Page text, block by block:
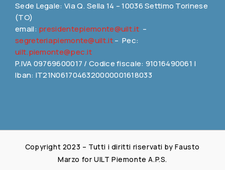
Sede Legale: Via Q. Sella 14 – 10036 Settimo Torinese
(TO)
email: presidentepiemonte@uilt.it–
segreteriapiemonte@uilt.it– Pec:
uilt.piemonte@pec.it
P.IVA 09769600017 / Codice fiscale: 91016490061 |
Iban: IT21N0617046320000001618033
Copyright 2023 – Tutti i diritti riservati by Fausto
Marzo for UILT Piemonte A.P.S.